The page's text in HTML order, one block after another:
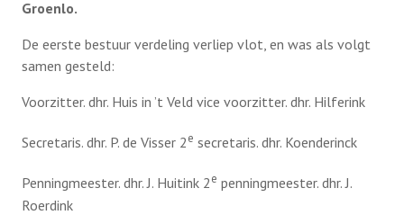
Groenlo.
De eerste bestuur verdeling verliep vlot, en was als volgt
samen gesteld:
Voorzitter. dhr. Huis in ’t Veld vice voorzitter. dhr. Hilferink
Secretaris. dhr. P. de Visser 2e secretaris. dhr. Koenderinck
Penningmeester. dhr. J. Huitink 2e penningmeester. dhr. J.
Roerdink